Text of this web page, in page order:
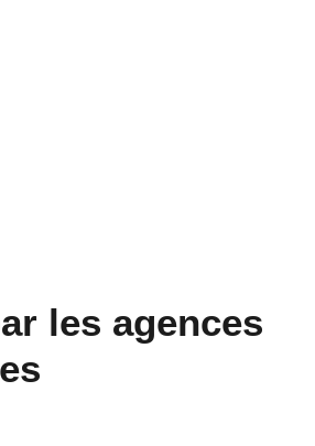
les agences